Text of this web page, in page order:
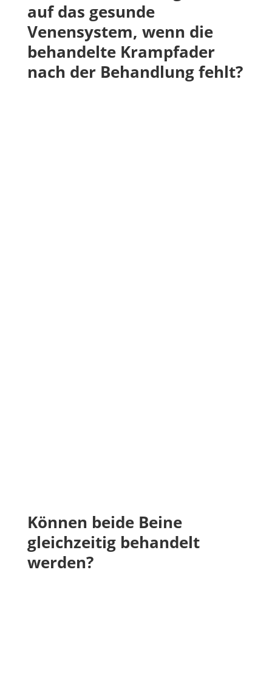
auf das gesunde
Venensystem, wenn die
behandelte Krampfader
nach der Behandlung fehlt?
Können beide Beine
gleichzeitig behandelt
werden?